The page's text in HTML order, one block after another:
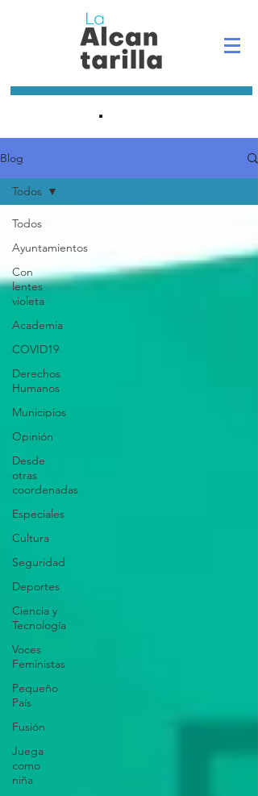
.
Blog
Todos
Ayuntamientos
Con
lentes
violeta
Academia
COVID19
Derechos
Humanos
Municipios
Opinión
Desde
otras
coordenadas
Especiales
Cultura
Seguridad
Deportes
Ciencia y
Tecnología
Voces
Feministas
Pequeño
País
Fusión
Juega
como
niña
Todos